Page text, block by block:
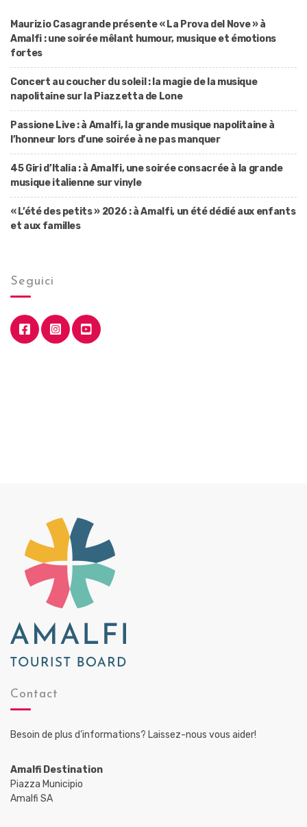
Maurizio Casagrande présente « La Prova del Nove » à
Amalfi : une soirée mêlant humour, musique et émotions
fortes
Concert au coucher du soleil : la magie de la musique
napolitaine sur la Piazzetta de Lone
Passione Live : à Amalfi, la grande musique napolitaine à
l’honneur lors d’une soirée à ne pas manquer
45 Giri d’Italia : à Amalfi, une soirée consacrée à la grande
musique italienne sur vinyle
« L’été des petits » 2026 : à Amalfi, un été dédié aux enfants
et aux familles
Seguici
Contact
Besoin de plus d’informations? Laissez-nous vous aider!
Amalfi Destination
Piazza Municipio
Amalfi SA